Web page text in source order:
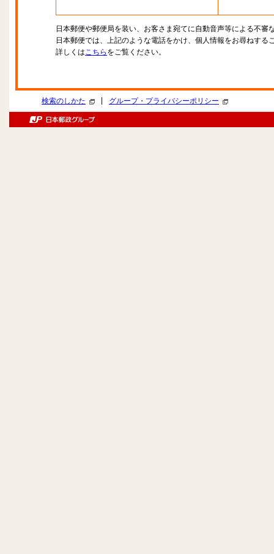
日本郵便や郵便局を装い、お客さま宛てに自動音声等による不審
日本郵便では、上記のような電話をかけ、個人情報をお尋ねする
詳しくはこちら をご覧ください。
検索のしかた グループ・プライバシーポリシー